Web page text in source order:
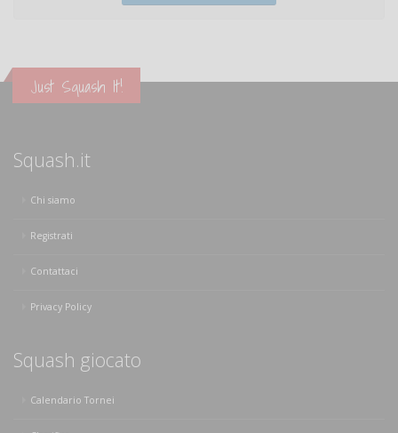
Just Squash It!
Squash.it
Chi siamo
Registrati
Contattaci
Privacy Policy
Squash giocato
Calendario Tornei